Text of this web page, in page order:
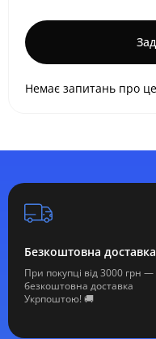
Немає запитань про
Безкоштовна доставка
При покупці від 3000 грн —
безкоштовна доставка
Укрпоштою! 🚚